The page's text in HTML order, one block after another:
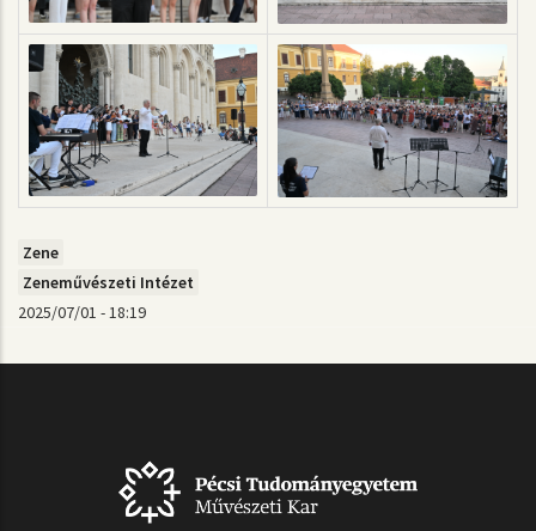
Zene
Zeneművészeti Intézet
2025/07/01 - 18:19